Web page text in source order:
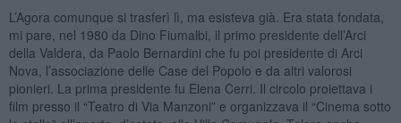
L’Agora comunque si trasferì lì, ma esisteva già. Era stata fondata,
mi pare, nel 1980 da Dino Fiumalbi, il primo presidente dell’Arci
della Valdera, da Paolo Bernardini che fu poi presidente di Arci
Nova, l’associazione delle Case del Popolo e da altri valorosi
pionieri. La prima presidente fu Elena Cerri. Il circolo proiettava i
film presso il “Teatro di Via Manzoni” e organizzava il “Cinema sotto